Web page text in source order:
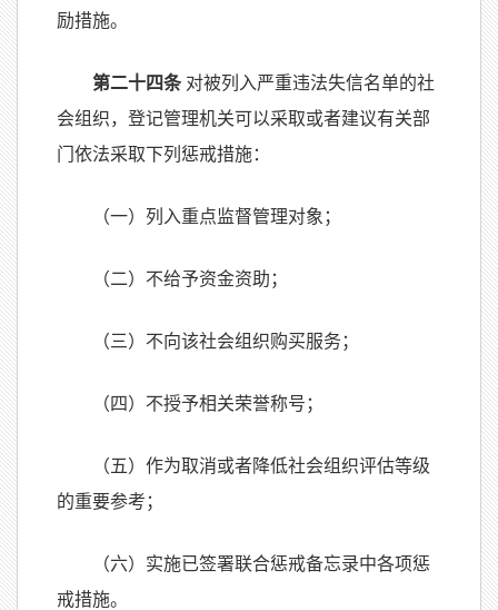
励措施。
第二十四条对被列入严重违法失信名单的社
会组织，登记管理机关可以采取或者建议有关部
门依法采取下列惩戒措施：
（一）列入重点监督管理对象；
（二）不给予资金资助；
（三）不向该社会组织购买服务；
（四）不授予相关荣誉称号；
（五）作为取消或者降低社会组织评估等级
的重要参考；
（六）实施已签署联合惩戒备忘录中各项惩
戒措施。